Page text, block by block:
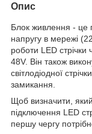
Опис
Блок живлення - це
напругу в мережі
роботи LED
48V. Він також
світлодіодної
замикання.
Щоб визначити,
підключення LED
першу чергу